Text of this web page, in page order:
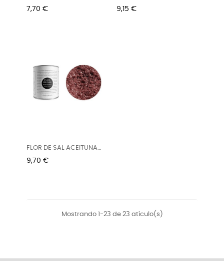
MEDITERRÁNEA 150G
Precio
7,70 €
HIBISCUS 150G
Precio
9,15 €
FLOR DE SAL ACEITUNA
NEGRA...
Precio
9,70 €
Mostrando 1-23 de 23 atículo(s)